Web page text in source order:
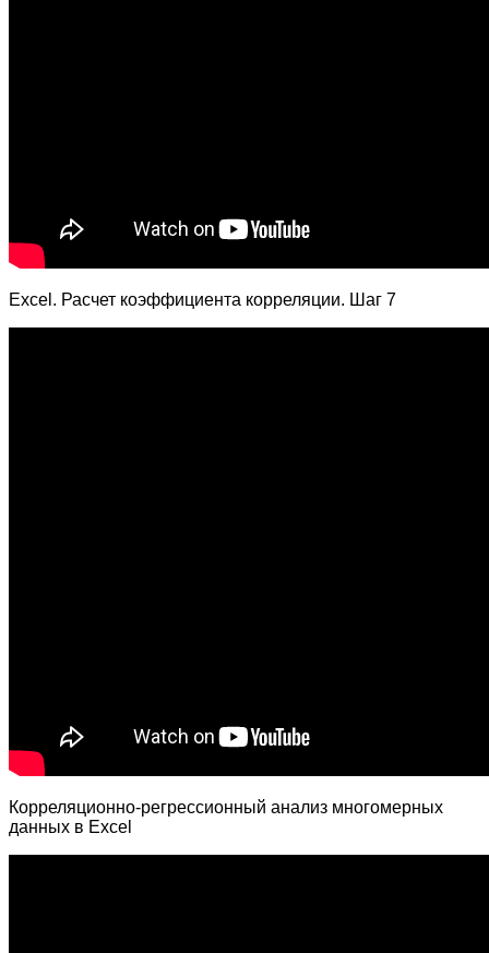
Excel. Расчет коэффициента корреляции. Шаг 7
Корреляционно-регрессионный анализ многомерных
данных в Excel